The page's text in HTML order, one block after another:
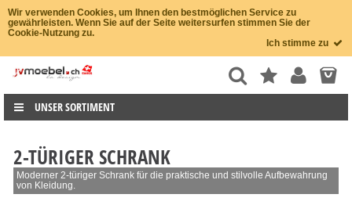
Wir verwenden Cookies, um Ihnen den bestmöglichen Service zu
gewährleisten. Wenn Sie auf der Seite weitersurfen stimmen Sie der
Cookie-Nutzung zu.
Ich stimme zu
UNSER SORTIMENT
2-TÜRIGER SCHRANK
Moderner 2-türiger Schrank für die praktische und stilvolle Aufbewahrung
von Kleidung.